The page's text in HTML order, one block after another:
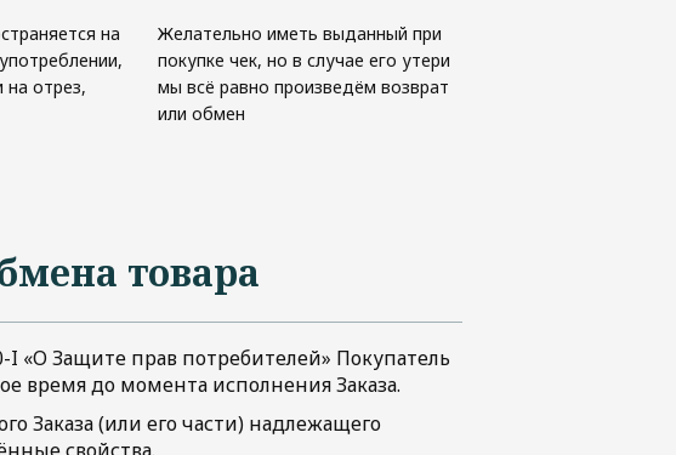
на
отрез,
Желательно иметь выданный при
покупке чек, но в случае его утери
мы всё равно произведём возврат
или обмен
товара
I «О Защите прав потребителей» Покупатель
время до момента исполнения Заказа.
Заказа (или его части) надлежащего